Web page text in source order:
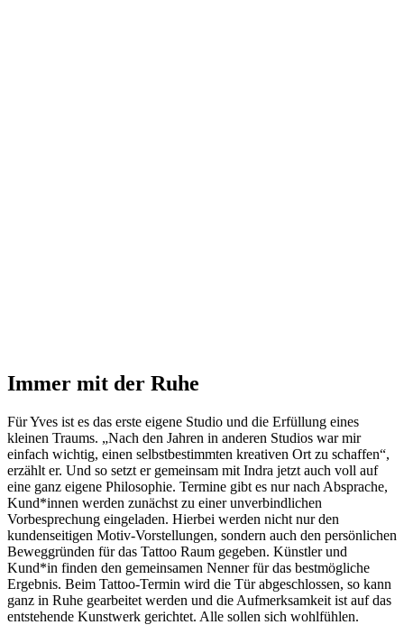
Immer mit der Ruhe
Für Yves ist es das erste eigene Studio und die Erfüllung eines
kleinen Traums. „Nach den Jahren in anderen Studios war mir
einfach wichtig, einen selbstbestimmten kreativen Ort zu schaffen“,
erzählt er. Und so setzt er gemeinsam mit Indra jetzt auch voll auf
eine ganz eigene Philosophie. Termine gibt es nur nach Absprache,
Kund*innen werden zunächst zu einer unverbindlichen
Vorbesprechung eingeladen. Hierbei werden nicht nur den
kundenseitigen Motiv-Vorstellungen, sondern auch den persönlichen
Beweggründen für das Tattoo Raum gegeben. Künstler und
Kund*in finden den gemeinsamen Nenner für das bestmögliche
Ergebnis. Beim Tattoo-Termin wird die Tür abgeschlossen, so kann
ganz in Ruhe gearbeitet werden und die Aufmerksamkeit ist auf das
entstehende Kunstwerk gerichtet. Alle sollen sich wohlfühlen.